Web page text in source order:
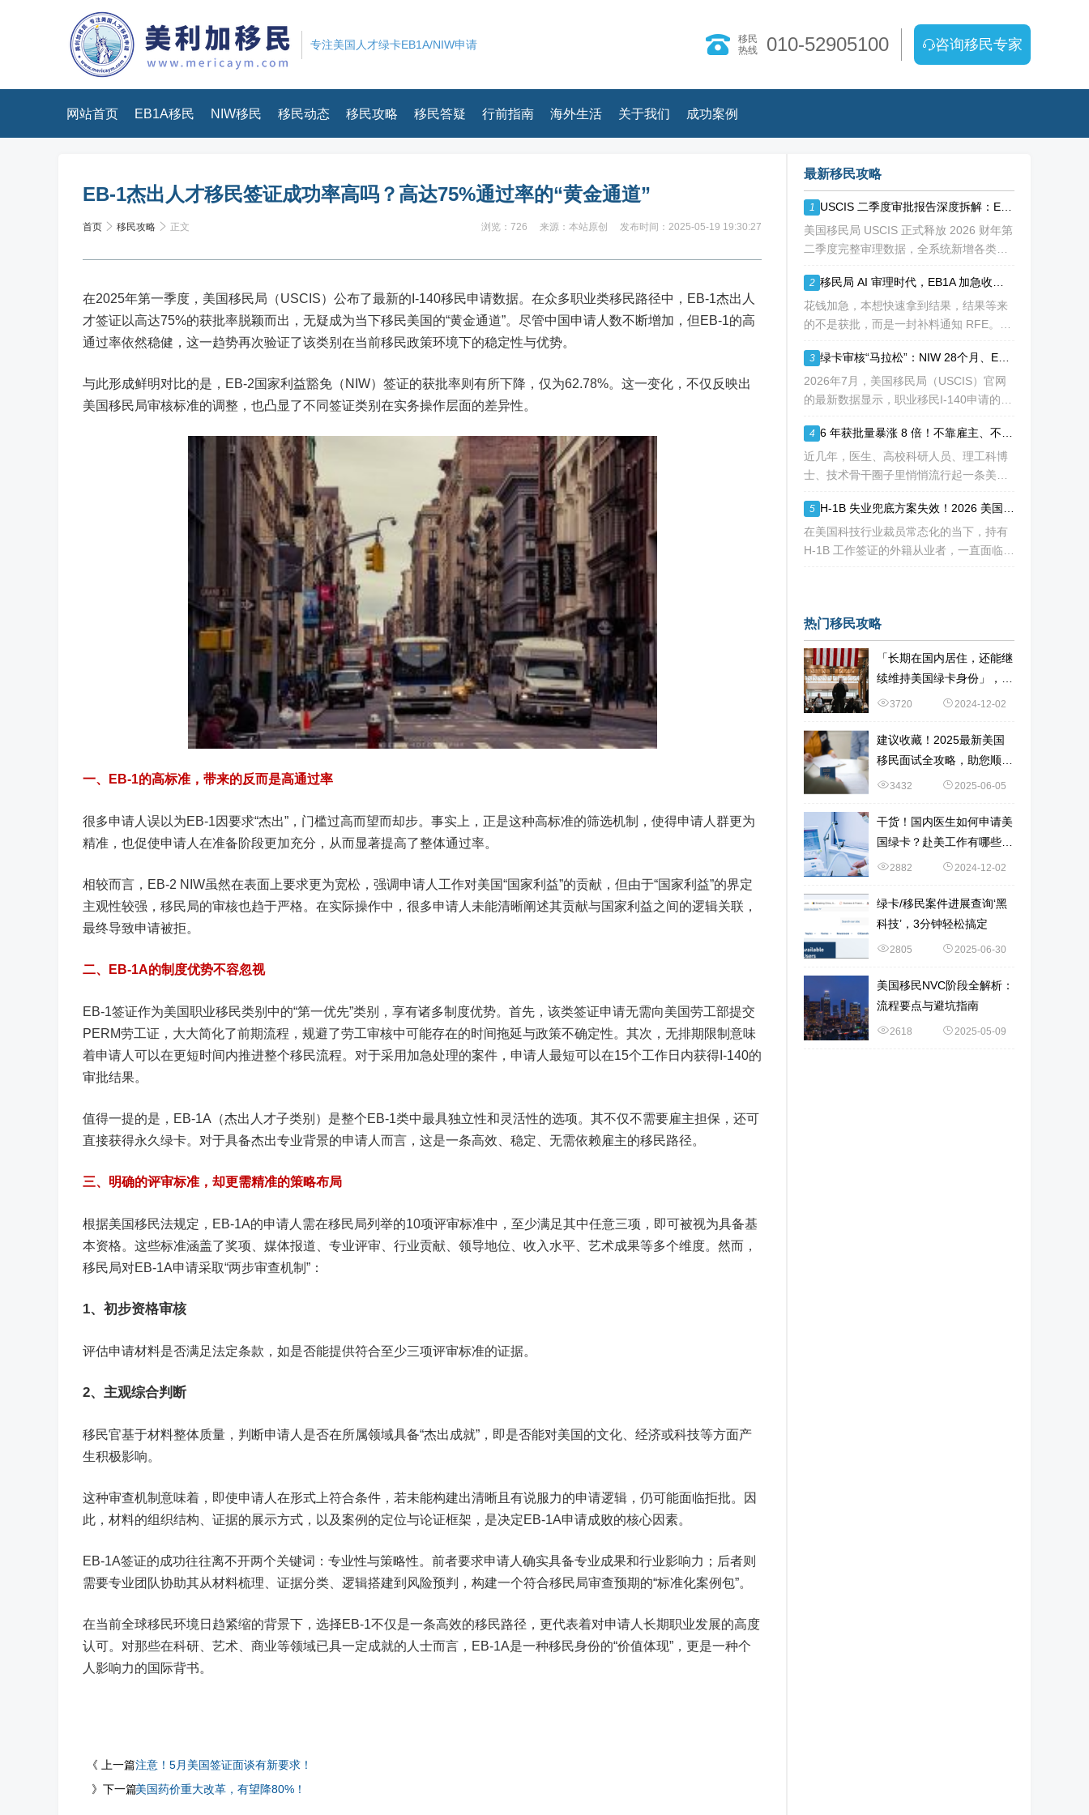
专注美国人才绿卡EB1A/NIW申请
移民
热线
010-52905100 咨询移民专家
网站首页 EB1A移民 NIW移民 移民动态 移民攻略 移民答疑 行前指南 海外生活 关于我们 成功案例
EB-1杰出人才移民签证成功率高吗？高达75%通过率的“黄金通道”
首页 移民攻略 正文 浏览：726 来源：本站原创 发布时间：2025-05-19 19:30:27
在2025年第一季度，美国移民局（USCIS）公布了最新的I-140移民申请数据。在众多职业类移民路径中，EB-1杰出人
才签证以高达75%的获批率脱颖而出，无疑成为当下移民美国的“黄金通道”。尽管中国申请人数不断增加，但EB-1的高
通过率依然稳健，这一趋势再次验证了该类别在当前移民政策环境下的稳定性与优势。
与此形成鲜明对比的是，EB-2国家利益豁免（NIW）签证的获批率则有所下降，仅为62.78%。这一变化，不仅反映出
美国移民局审核标准的调整，也凸显了不同签证类别在实务操作层面的差异性。
一、EB-1的高标准，带来的反而是高通过率
很多申请人误以为EB-1因要求“杰出”，门槛过高而望而却步。事实上，正是这种高标准的筛选机制，使得申请人群更为
精准，也促使申请人在准备阶段更加充分，从而显著提高了整体通过率。
相较而言，EB-2 NIW虽然在表面上要求更为宽松，强调申请人工作对美国“国家利益”的贡献，但由于“国家利益”的界定
主观性较强，移民局的审核也趋于严格。在实际操作中，很多申请人未能清晰阐述其贡献与国家利益之间的逻辑关联，
最终导致申请被拒。
二、EB-1A的制度优势不容忽视
EB-1签证作为美国职业移民类别中的“第一优先”类别，享有诸多制度优势。首先，该类签证申请无需向美国劳工部提交
PERM劳工证，大大简化了前期流程，规避了劳工审核中可能存在的时间拖延与政策不确定性。其次，无排期限制意味
着申请人可以在更短时间内推进整个移民流程。对于采用加急处理的案件，申请人最短可以在15个工作日内获得I-140的
审批结果。
值得一提的是，EB-1A（杰出人才子类别）是整个EB-1类中最具独立性和灵活性的选项。其不仅不需要雇主担保，还可
直接获得永久绿卡。对于具备杰出专业背景的申请人而言，这是一条高效、稳定、无需依赖雇主的移民路径。
三、明确的评审标准，却更需精准的策略布局
根据美国移民法规定，EB-1A的申请人需在移民局列举的10项评审标准中，至少满足其中任意三项，即可被视为具备基
本资格。这些标准涵盖了奖项、媒体报道、专业评审、行业贡献、领导地位、收入水平、艺术成果等多个维度。然而，
移民局对EB-1A申请采取“两步审查机制”：
1、初步资格审核
评估申请材料是否满足法定条款，如是否能提供符合至少三项评审标准的证据。
2、主观综合判断
移民官基于材料整体质量，判断申请人是否在所属领域具备“杰出成就”，即是否能对美国的文化、经济或科技等方面产
生积极影响。
这种审查机制意味着，即使申请人在形式上符合条件，若未能构建出清晰且有说服力的申请逻辑，仍可能面临拒批。因
此，材料的组织结构、证据的展示方式，以及案例的定位与论证框架，是决定EB-1A申请成败的核心因素。
EB-1A签证的成功往往离不开两个关键词：专业性与策略性。前者要求申请人确实具备专业成果和行业影响力；后者则
需要专业团队协助其从材料梳理、证据分类、逻辑搭建到风险预判，构建一个符合移民局审查预期的“标准化案例包”。
在当前全球移民环境日趋紧缩的背景下，选择EB-1不仅是一条高效的移民路径，更代表着对申请人长期职业发展的高度
认可。对那些在科研、艺术、商业等领域已具一定成就的人士而言，EB-1A是一种移民身份的“价值体现”，更是一种个
人影响力的国际背书。
《 上一篇注意！5月美国签证面谈有新要求！
》下一篇美国药价重大改革，有望降80%！
最新移民攻略
1
美国移民局 USCIS 正式释放 2026 财年第
二季度完整审理数据，全系统新增各类移
整体待审积压总量已冲破 1200 万大关。
海
2
花钱加急，本想快速拿到结果，结果等来
的不是获批，而是一封补料通知 RFE。如
急案件触发补件的概率明显走高，很多申
请人陷入焦虑：加急收到 RFE
3
2026年7月，美国移民局（USCIS）官网
的最新数据显示，职业移民I-140申请的审
等待或计划递交NIW（国家利益豁免）和
EB-1A（杰出人才）的申请人来说，这
4
近几年，医生、高校科研人员、理工科博
士、技术骨干圈子里悄悄流行起一条美国
不用提前赴美求职、不用绑定美国雇主、
无需上百万美元投资
5
在美国科技行业裁员常态化的当下，持有
H-1B 工作签证的外籍从业者，一直面临独
热门移民攻略
「长期在国内居住，还能继
续维持美国绿卡身份」，如
何办到？
3720 2024-12-02
建议收藏！2025最新美国
移民面试全攻略，助您顺利
通关~
3432 2025-06-05
干货！国内医生如何申请美
国绿卡？赴美工作有哪些选
择？2882 2024-12-02
绿卡/移民案件进展查询‘黑
科技’，3分钟轻松搞定
2805 2025-06-30
美国移民NVC阶段全解析：
流程要点与避坑指南
2618 2025-05-09